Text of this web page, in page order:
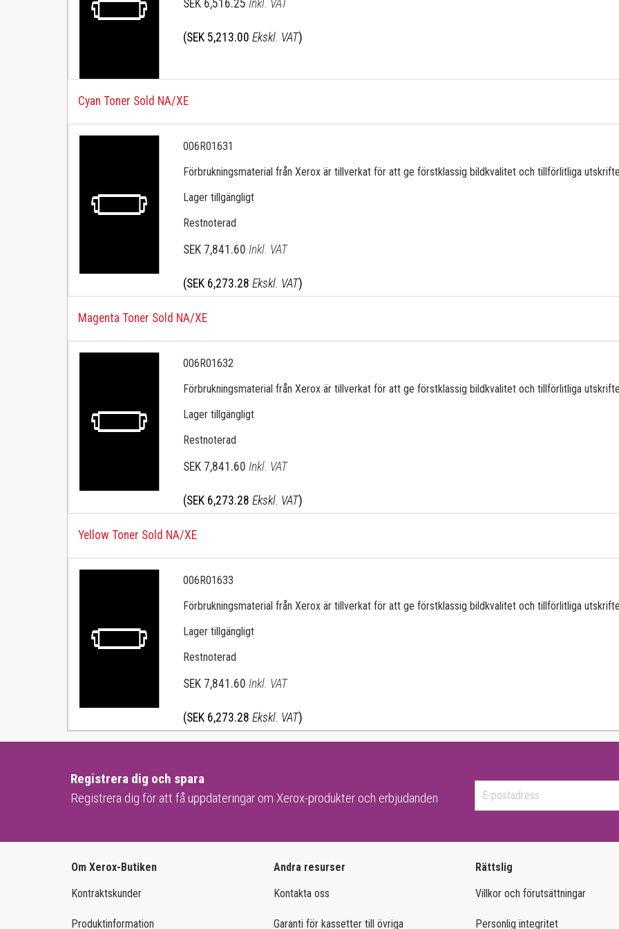
SEK 6,516.25 Inkl. VAT
(SEK 5,213.00 Ekskl. VAT)
Cyan Toner Sold NA/XE
006R01631
Förbrukningsmaterial från Xerox är tillverkat för att ge förstklassig bildkvalitet och tillförlitliga
Lager tillgängligt
Restnoterad
SEK 7,841.60 Inkl. VAT
(SEK 6,273.28 Ekskl. VAT)
Magenta Toner Sold NA/XE
006R01632
Förbrukningsmaterial från Xerox är tillverkat för att ge förstklassig bildkvalitet och tillförlitliga
Lager tillgängligt
Restnoterad
SEK 7,841.60 Inkl. VAT
(SEK 6,273.28 Ekskl. VAT)
Yellow Toner Sold NA/XE
006R01633
Förbrukningsmaterial från Xerox är tillverkat för att ge förstklassig bildkvalitet och tillförlitliga
Lager tillgängligt
Restnoterad
SEK 7,841.60 Inkl. VAT
(SEK 6,273.28 Ekskl. VAT)
Registrera dig och spara
Registrera dig för att få uppdateringar om Xerox-produkter och erbjudanden
Om Xerox-Butiken
Kontraktskunder
Produktinformation
Andra resurser
Kontakta oss
Garanti för kassetter till övriga
Rättslig
Villkor och förutsättningar
Personlig integritet